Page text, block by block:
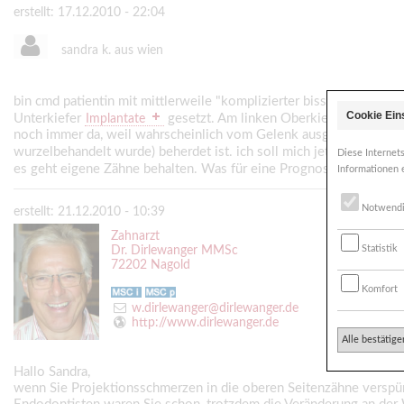
erstellt: 17.12.2010 - 22:04
sandra k. aus wien
bin cmd patientin mit mittlerweile "komplizierter bisssituation".
Unterkiefer
Implantate
gesetzt. Am linken Oberkiefer hat sich
noch immer da, weil wahrscheinlich vom Gelenk ausgehend.
wurzelbehandelt wurde) beherdet ist. ich soll mich jetzt
es geht eigene Zähne behalten. Was für eine Prognose hat WSR
erstellt: 21.12.2010 - 10:39
Zahnarzt
Dr. Dirlewanger MMSc
72202 Nagold
w.dirlewanger@dirlewanger.de
http://www.dirlewanger.de
Hallo Sandra,
wenn Sie Projektionsschmerzen in die oberen Seitenzähne
Cookie
Diese
Informationen
Statistik
Komfort
Alle